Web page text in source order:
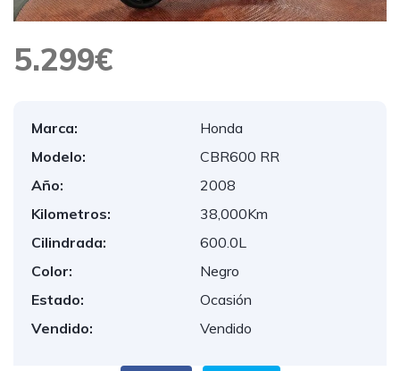
5.299€
Marca:
Honda
Modelo:
CBR600 RR
Año:
2008
Kilometros:
38,000Km
Cilindrada:
600.0L
Color:
Negro
Estado:
Ocasión
Vendido:
Vendido